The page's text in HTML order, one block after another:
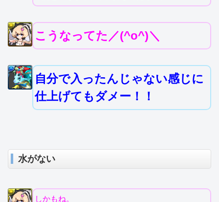
こうなってた／(^o^)＼
自分で入ったんじゃない感じに
仕上げてもダメー！！
水がない
しかもね。